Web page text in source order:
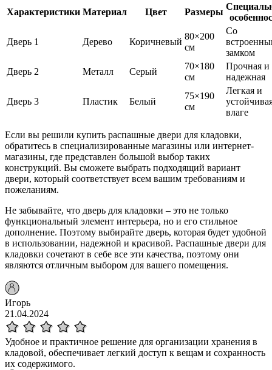
Характеристики Материал Цвет Размеры
Дверь 1 Дерево Коричневый
80×200
см
Со
замком
Дверь 2
Металл Серый
70×180
см
Прочная и
надежная
Дверь 3 Пластик Белый
75×190
см
Легкая и
влаге
Если вы решили купить распашные двери для кладовки,
обратитесь в специализированные магазины или интернет-
магазины, где представлен большой выбор таких
конструкций. Вы сможете выбрать подходящий вариант
двери, который соответствует всем вашим требованиям и
пожеланиям.
Не забывайте, что дверь для кладовки – это не только
функциональный элемент интерьера, но и его стильное
дополнение. Поэтому выбирайте дверь, которая будет удобной
в использовании, надежной и красивой. Распашные двери для
кладовки сочетают в себе все эти качества, поэтому они
являются отличным выбором для вашего помещения.
Игорь
21.04.2024
Удобное и практичное решение для организации хранения в
кладовой, обеспечивает легкий доступ к вещам и сохранность
их содержимого.